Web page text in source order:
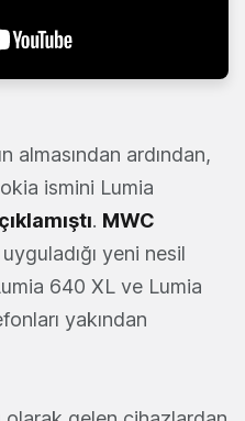
almasından ardından,
ismini Lumia
. MWC
yeni nesil
640 XL ve Lumia
yakından